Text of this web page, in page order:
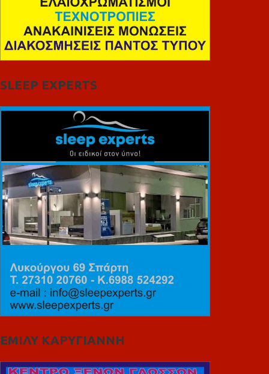
SLEEP EXPERTS
ΕΜΙΛΥ ΚΑΡΥΓΙΑΝΝΗ